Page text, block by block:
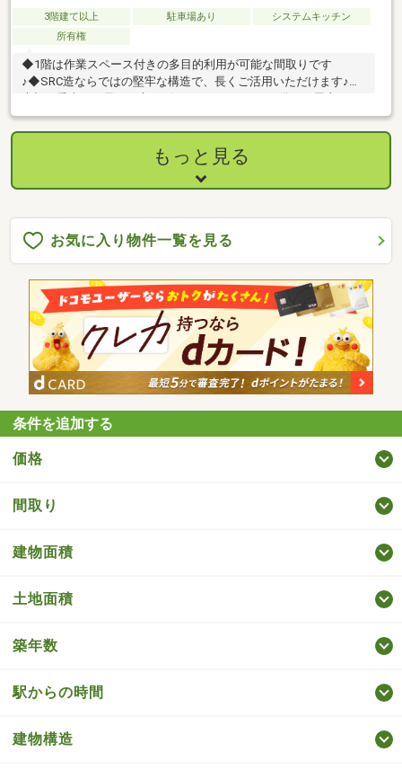
3階建て以上 駐車場あり
システムキッチン
所有権
◆1階は作業スペース付きの多目的利用が可能な間取りです
♪◆SRC造ならではの堅牢な構造で、長くご活用いただけます♪◆
ースも多彩な活用が可能です♪◆呉服町駅まで徒歩約9分の好立
地！天神や博多へのアクセスも良好な利便性の高い立地です♪◆
福岡の人気スポットへ気軽に足を運べるため、休日のお出かけや
観光拠点としても魅力があります♪もっと見る
お気に入り物件一覧を見る
条件を追加する
価格
間取り
建物面積
土地面積
築年数
駅からの時間
建物構造